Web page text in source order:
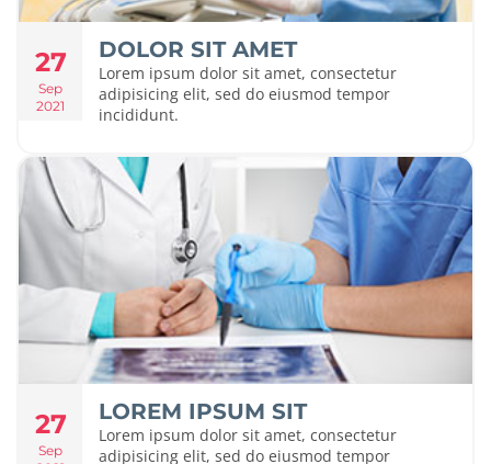
27
Sep
2021
DOLOR SIT AMET
Lorem ipsum dolor sit amet, consectetur
adipisicing elit, sed do eiusmod tempor
incididunt.
27
Sep
LOREM IPSUM SIT
Lorem ipsum dolor sit amet, consectetur
adipisicing elit, sed do eiusmod tempor